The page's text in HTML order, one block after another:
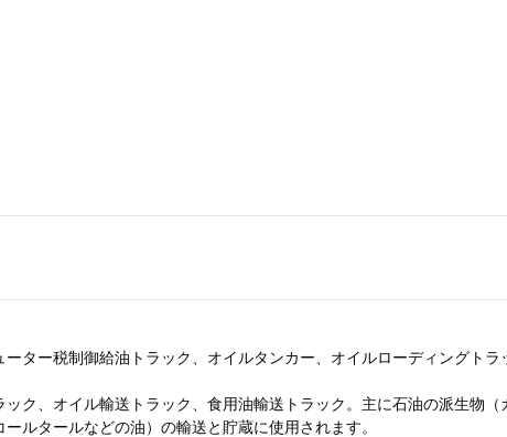
ター税制御給油トラック、オイルタンカー、オイルローディングトラ
ク、オイル輸送トラック、食用油輸送トラック。主に石油の派生物（
ルタールなどの油）の輸送と貯蔵に使用されます。